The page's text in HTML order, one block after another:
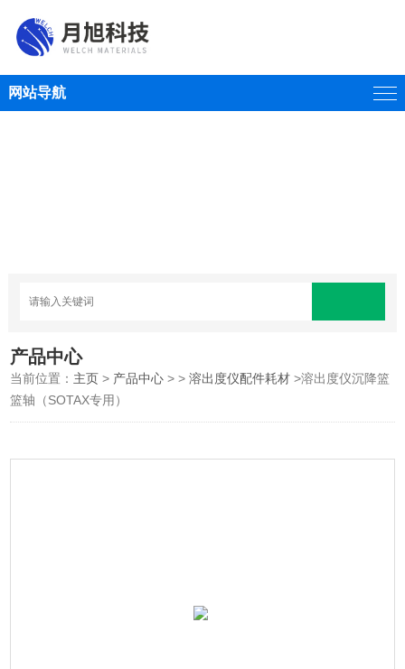
网站导航
产品中心
当前位置： 主页 > 产品中心 > >溶出度仪配件耗材 >溶出度仪沉降篮
篮轴（SOTAX专用）